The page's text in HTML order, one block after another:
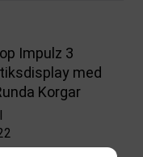
Impulz 3
med
Korgar